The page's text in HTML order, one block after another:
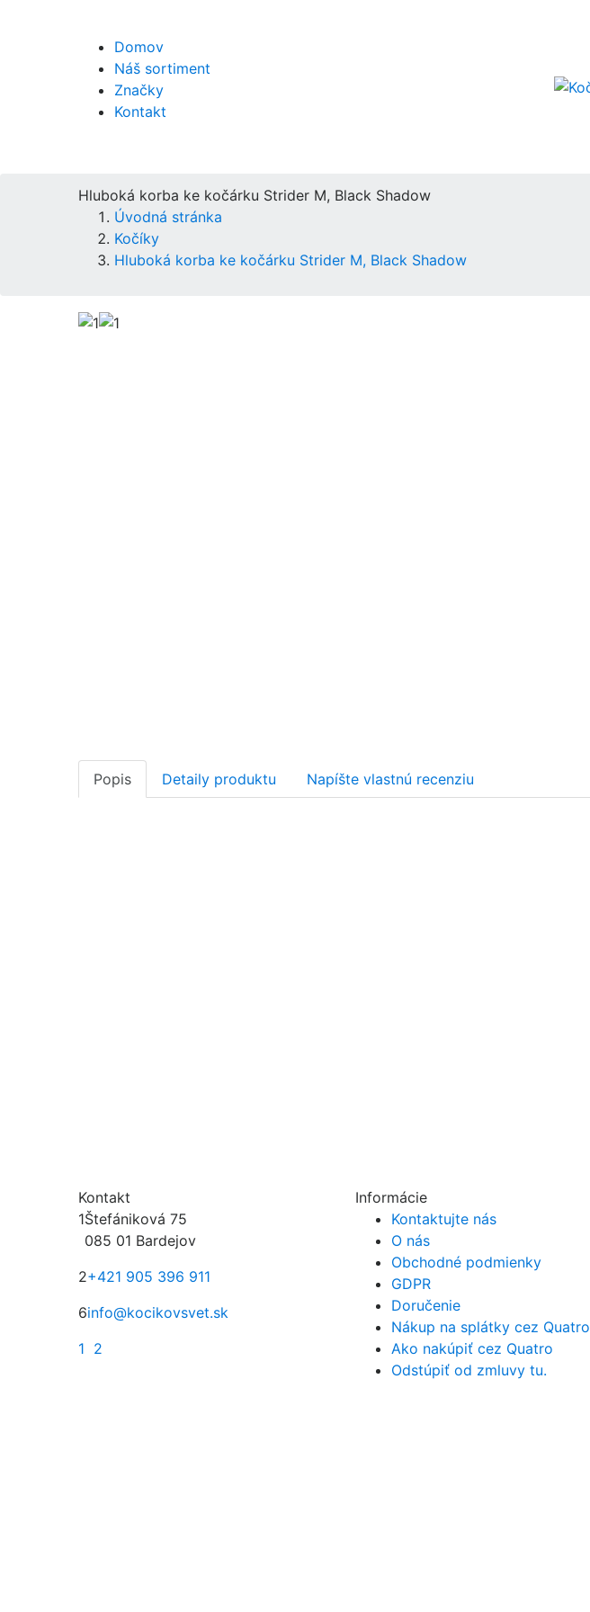
Domov
Náš sortiment
Značky
Kontakt
Hluboká korba ke kočárku Strider M, Black Shadow
Úvodná stránka
Kočíky
Hluboká korba ke kočárku Strider M, Black Shadow
Popis Detaily produktu
Napíšte vlastnú recenziu
Kontakt
1Štefániková 75
085 01 Bardejov
2+421 905 396 911
6info@kocikovsvet.sk
1 2
Informácie
Kontaktujte nás
O nás
Obchodné podmienky
GDPR
Doručenie
Nákup na splátky cez Quatro
Ako nakúpiť cez Quatro
Odstúpiť od zmluvy tu.